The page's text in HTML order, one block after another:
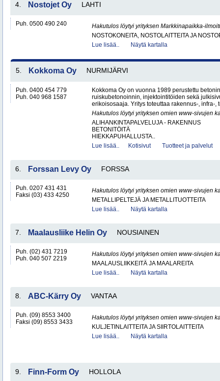
4. Nostojet Oy LAHTI
Puh. 0500 490 240
Hakutulos löytyi yrityksen Markkinapaikka-
NOSTOKONEITA, NOSTOLAITTEITA JA
Lue lisää..
Näytä kartalla
5. Kokkoma Oy NURMIJÄRVI
Puh. 0400 454 779
Puh. 040 968 1587
Kokkoma Oy on vuonna 1989 perustettu
ruiskubetonoinnin, injektointitöiden sekä
erikoisosaaja. Yritys toteuttaa rakennus-, infra-,
Hakutulos löytyi yrityksen omien www-sivujen
ALIHANKINTAPALVELUJA - RAKENNUS
BETONITÖITÄ
HIEKKAPUHALLUSTA..
Lue lisää..
Kotisivut Tuotteet ja palvelut
6. Forssan Levy Oy FORSSA
Puh. 0207 431 431
Faksi (03) 433 4250
Hakutulos löytyi yrityksen omien www-sivujen
METALLIPELTEJÄ JA METALLITUOTTEITA
Lue lisää..
Näytä kartalla
7. Maalausliike Helin Oy NOUSIAINEN
Puh. (02) 431 7219
Puh. 040 507 2219
Hakutulos löytyi yrityksen omien www-sivujen
MAALAUSLIIKKEITÄ JA MAALAREITA
Lue lisää..
Näytä kartalla
8. ABC-Kärry Oy VANTAA
Puh. (09) 8553 3400
Faksi (09) 8553 3433
Hakutulos löytyi yrityksen omien www-sivujen
KULJETINLAITTEITA JA SIIRTOLAITTEITA
Lue lisää..
Näytä kartalla
9. Finn-Form Oy HOLLOLA